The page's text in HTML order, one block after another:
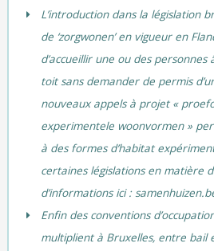
L’introduction dans la législation
de ‘zorgwonen’ en vigueur en
d’accueillir une ou des personnes
toit sans demander de permis
nouveaux appels à projet «
experimentele woonvormen »
à des formes d’habitat
certaines législations en matière
d’informations ici :
Enfin des conventions
multiplient à Bruxelles, entre